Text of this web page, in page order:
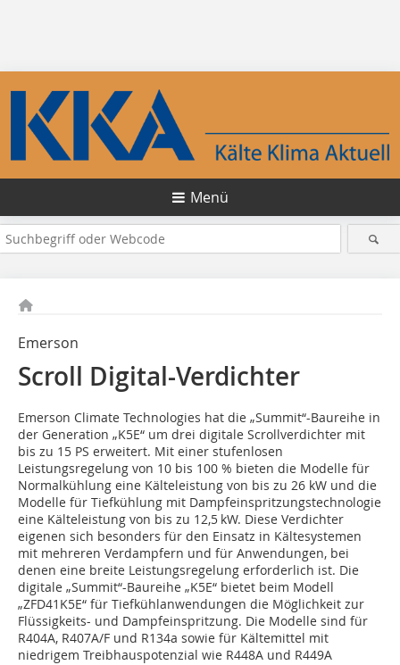
Menü
Emerson
Scroll Digital-Verdichter
Emerson Climate Technologies hat die „Summit“-Baureihe in
der Generation „K5E“ um drei digitale Scrollverdichter mit
bis zu 15 PS erweitert. Mit einer stufenlosen
Leistungsregelung von 10 bis 100 % bieten die Modelle für
Normalkühlung eine Kälteleistung von bis zu 26 kW und die
Modelle für Tiefkühlung mit Dampfeinspritzungstechnologie
eine Kälteleistung von bis zu 12,5 kW. Diese Verdichter
eigenen sich besonders für den Einsatz in Kältesystemen
mit mehreren Verdampfern und für Anwendungen, bei
denen eine breite Leistungsregelung erforderlich ist. Die
digitale „Summit“-Baureihe „K5E“ bietet beim Modell
„ZFD41K5E“ für Tiefkühlanwendungen die Möglichkeit zur
Flüssigkeits- und Dampfeinspritzung. Die Modelle sind für
R404A, R407A/F und R134a sowie für Kältemittel mit
niedrigem Treibhauspotenzial wie R448A und R449A